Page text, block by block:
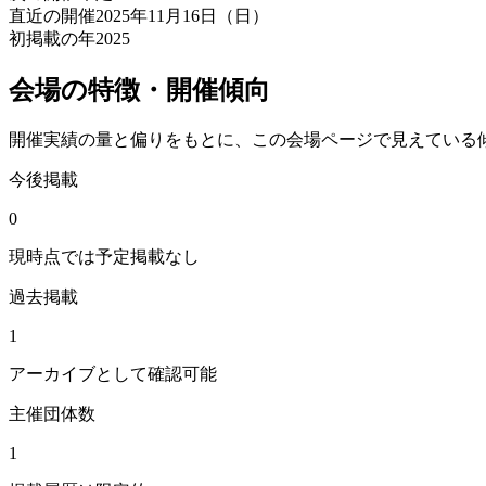
直近の開催2025年11月16日（日）
初掲載の年2025
会場の特徴・開催傾向
開催実績の量と偏りをもとに、この会場ページで見えている
今後掲載
0
現時点では予定掲載なし
過去掲載
1
アーカイブとして確認可能
主催団体数
1